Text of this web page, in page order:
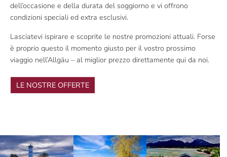
dell’occasione e della durata del soggiorno e vi offrono
condizioni speciali ed extra esclusivi.
Lasciatevi ispirare e scoprite le nostre promozioni attuali. Forse
è proprio questo il momento giusto per il vostro prossimo
viaggio nell’Allgäu – al miglior prezzo direttamente qui da noi.
LE NOSTRE OFFERTE